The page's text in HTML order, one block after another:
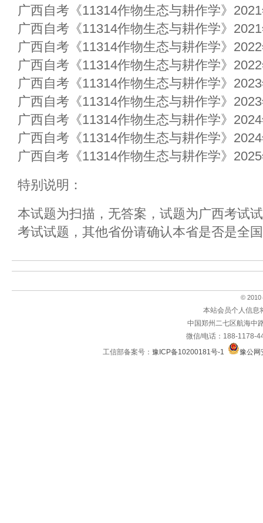
广西自考《11314作物生态与耕作学》
广西自考《11314作物生态与耕作学》
广西自考《11314作物生态与耕作学》
广西自考《11314作物生态与耕作学》
广西自考《11314作物生态与耕作学》
广西自考《11314作物生态与耕作学》
广西自考《11314作物生态与耕作学》
广西自考《11314作物生态与耕作学》
广西自考《11314作物生态与耕作学》
特别说明：
本试题为扫描，无答案，试题为广西考试
考试试题，其他省份请确认本省是否是全
© 2010
本站会员个人信息
中国郑州二七区航海中
微信/电话：188-1178-
工信部备案号： 豫ICP备10200181号-1 豫公网